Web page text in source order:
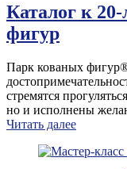
Каталог к
фигур
Парк кованых
стремятся
но и исполнены
Читать далее